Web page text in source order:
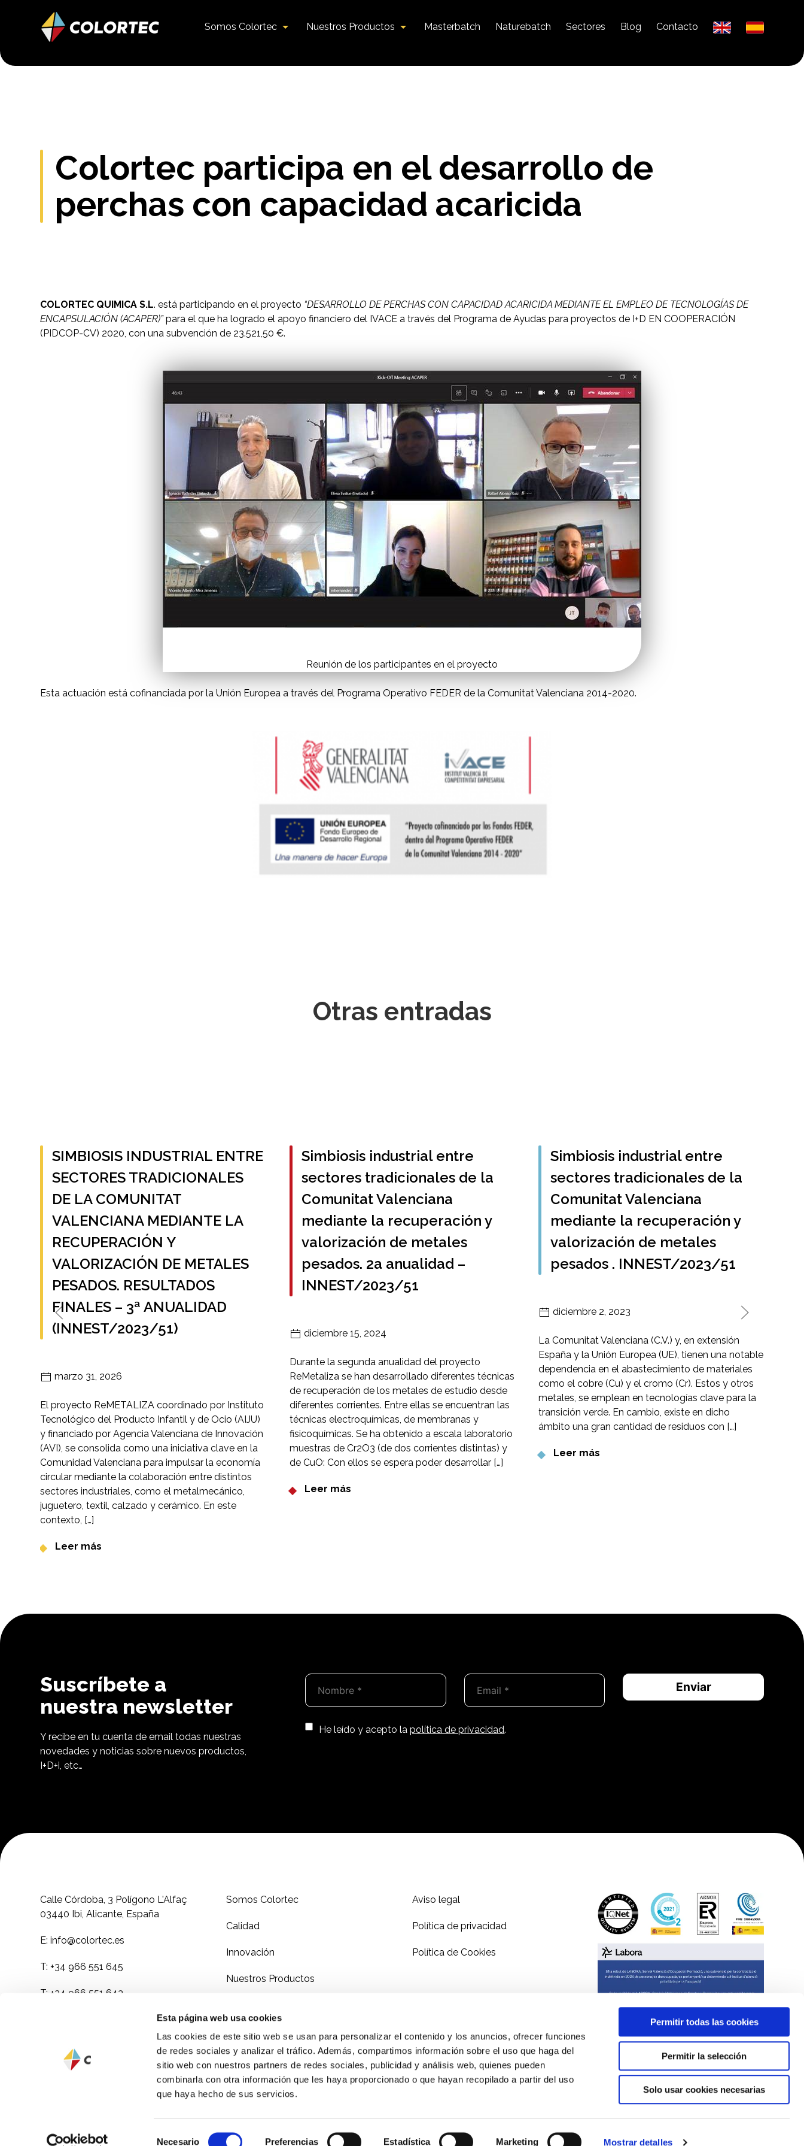
Esta página web usa cookies
Las cookies de este sitio web se usan para personalizar el contenido y los anuncios, ofrecer funciones
de redes sociales y analizar el tráfico. Además, compartimos información sobre el uso que haga del
sitio web con nuestros partners de redes sociales, publicidad y análisis web, quienes pueden
combinarla con otra información que les haya proporcionado o que hayan recopilado a partir del uso
que haya hecho de sus servicios.
Necesario Preferencias Estadística Marketing Mostrar detalles
Permitir todas las cookies
Permitir la selección
Solo usar cookies necesarias
Somos Colortec Nuestros Productos Masterbatch Naturebatch Sectores Blog Contacto
Colortec participa en el desarrollo de
perchas con capacidad acaricida
COLORTEC QUIMICA S.L. está participando en el proyecto “DESARROLLO DE PERCHAS CON CAPACIDAD ACARICIDA MEDIANTE EL EMPLEO DE TECNOLOGÍAS DE
ENCAPSULACIÓN (ACAPER)”para el que ha logrado el apoyo financiero del IVACE a través del Programa de Ayudas para proyectos de I+D EN COOPERACIÓN
(PIDCOP-CV) 2020, con una subvención de 23.521,50 €.
Reunión de los participantes en el proyecto
Esta actuación está cofinanciada por la Unión Europea a través del Programa Operativo FEDER de la Comunitat Valenciana 2014-2020.
Otras entradas
SIMBIOSIS INDUSTRIAL ENTRE
SECTORES TRADICIONALES
DE LA COMUNITAT
VALENCIANA MEDIANTE LA
RECUPERACIÓN Y
VALORIZACIÓN DE METALES
PESADOS. RESULTADOS
FINALES – 3ª ANUALIDAD
(INNEST/2023/51)
marzo 31, 2026
El proyecto ReMETALIZA coordinado por Instituto
Tecnológico del Producto Infantil y de Ocio (AIJU)
y financiado por Agencia Valenciana de Innovación
(AVI), se consolida como una iniciativa clave en la
Comunidad Valenciana para impulsar la economía
circular mediante la colaboración entre distintos
sectores industriales, como el metalmecánico,
juguetero, textil, calzado y cerámico. En este
contexto, […]
Leer más
Simbiosis industrial entre
sectores tradicionales de la
Comunitat Valenciana
mediante la recuperación y
valorización de metales
pesados. 2a anualidad –
INNEST/2023/51
diciembre 15, 2024
Durante la segunda anualidad del proyecto
ReMetaliza se han desarrollado diferentes técnicas
de recuperación de los metales de estudio desde
diferentes corrientes. Entre ellas se encuentran las
técnicas electroquímicas, de membranas y
fisicoquímicas. Se ha obtenido a escala laboratorio
muestras de Cr2O3 (de dos corrientes distintas) y
de CuO: Con ellos se espera poder desarrollar […]
Leer más
Simbiosis industrial entre
sectores tradicionales de la
Comunitat Valenciana
mediante la recuperación y
valorización de metales
pesados . INNEST/2023/51
diciembre 2, 2023
La Comunitat Valenciana (C.V.) y, en extensión
España y la Unión Europea (UE), tienen una notable
dependencia en el abastecimiento de materiales
como el cobre (Cu) y el cromo (Cr). Estos y otros
metales, se emplean en tecnologías clave para la
transición verde. En cambio, existe en dicho
ámbito una gran cantidad de residuos con […]
Leer más
Suscríbete a
nuestra newsletter
Y recibe en tu cuenta de email todas nuestras
novedades y noticias sobre nuevos productos,
I+D+i, etc…
PorHe leído y acepto lapolítica de privacidad.
Calle Córdoba, 3 Polígono L'Alfaç
03440 Ibi, Alicante, España
E:info@colortec.es
T:+34 966 551 645
T: +34 966 551 643
Somos Colortec
Calidad
Innovación
Nuestros Productos
Naturebatch
Sectores
Contacto
Aviso legal
Política de privacidad
Política de Cookies